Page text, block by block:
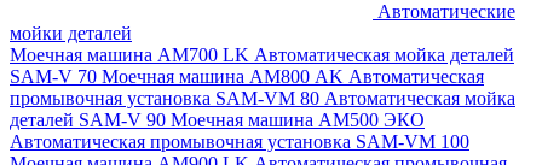
Автоматические
мойки деталей
Моечная машина AM700 LK Автоматическая мойка деталей
SAM-V 70 Моечная машина АМ800 AK Автоматическая
промывочная установка SAM-VM 80 Автоматическая мойка
деталей SAM-V 90 Моечная машина АМ500 ЭКО
Автоматическая промывочная установка SAM-VM 100